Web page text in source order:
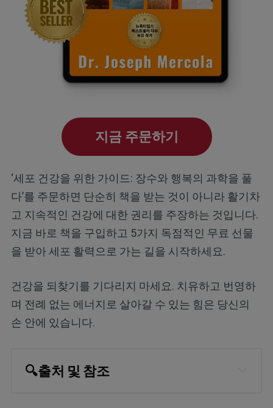
지금 주문하기
‘세포 건강을 위한 가이드: 장수와 행복의 과학을 풀
다’를 주문하면 단순히 책을 받는 것이 아니라 활기차
고 지속적인 건강에 대한 권리를 주장하는 것입니다.
지금 바로 책을 구입하고 5가지 독점적인 무료 선물
을 받아 세포 활력으로 가는 길을 시작하세요.
건강을 되찾기를 기다리지 마세요. 치유하고 번영하
며 전례 없는 에너지로 살아갈 수 있는 힘은 당신의
손 안에 있습니다.
🔍출처 및 참조